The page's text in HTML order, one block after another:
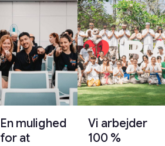
En mulighed
for at
Vi arbejder
100 %